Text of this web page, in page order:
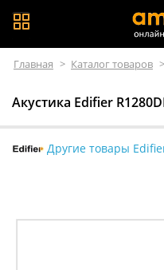
Главная > Каталог товаров >
Акустика Edifier
Другие товары